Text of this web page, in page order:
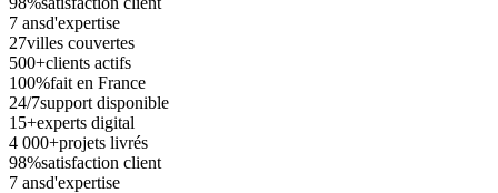
7 ansd'expertise
27villes couvertes
500+clients actifs
100%fait en France
24/7support disponible
15+experts digital
4 000+projets livrés
98%satisfaction client
7 ansd'expertise